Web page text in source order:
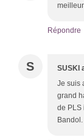
Répondre
S SUSKI
Je suis
grand
de PLS